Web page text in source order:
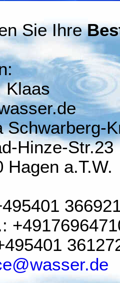
Sie Ihre
Klaas
Schwarberg-
Hinze-Str.23
Hagen a.T.W.